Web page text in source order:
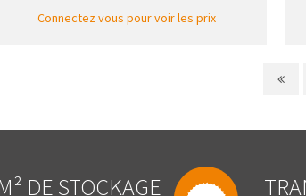
Connectez vous pour voir les prix
DE STOCKAGE